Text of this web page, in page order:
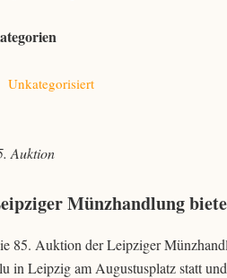
Unkategorisiert
Auktion
Münzhandlung
85. Auktion der Leipziger
in Leipzig am Augustusplatz statt